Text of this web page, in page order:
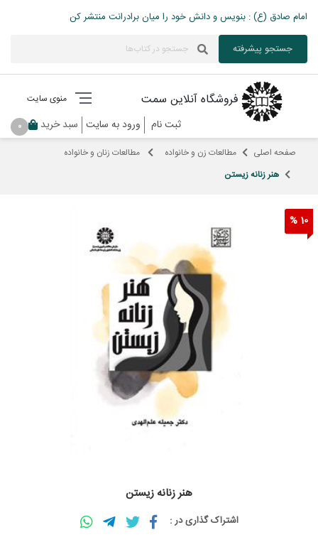
امام صادق (ع) : بنویس و دانش خود را میان برادرانت منتشر کن
جستجو پیشرفته
فروشگاه آنلاین سمت منوی سایت
ثبت نام ورود به سایت سبد خرید 0
صفحه اصلی مطالعات زن و خانواده
مطالعات زنان و خانواده
هنر زنانه زیستن
10 %
هنر زنانه زیستن
اشتراک گذاری در :